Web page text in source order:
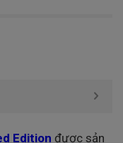
Edition được sản